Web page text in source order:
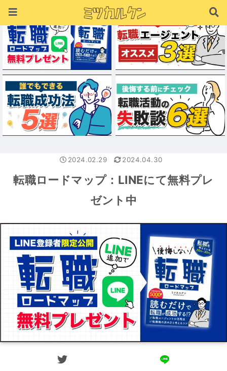
転職ロードマップ：LINEにて無料プレ
ゼント中
2024.02.29 2024.04.30